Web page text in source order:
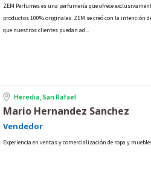
ZEM Perfumes es una perfumería que ofrece
productos 100% originales. ZEM se creó con la intención
que nuestros clientes puedan ad...
Heredia, San Rafael
Mario Hernandez Sanchez
Vendedor
Experiencia en ventas y comercialización de ropa y